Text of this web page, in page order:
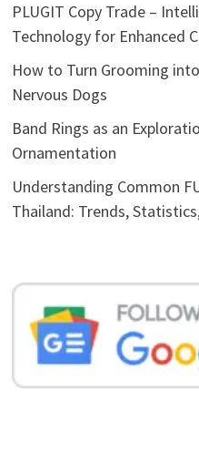
PLUGIT Copy Trade –
Technology for Enhanced
How to Turn Grooming
Nervous Dogs
Band Rings as an
Ornamentation
Understanding Common
Thailand: Trends,